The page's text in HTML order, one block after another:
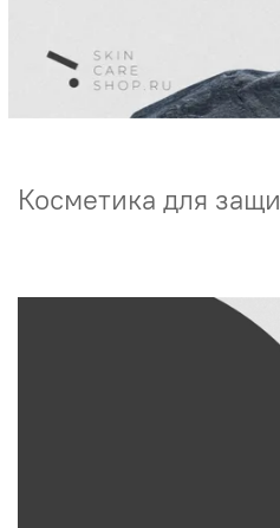
Косметика для